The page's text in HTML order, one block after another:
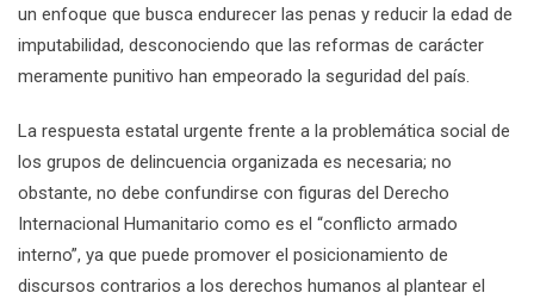
un enfoque que busca endurecer las penas y reducir la edad de
imputabilidad, desconociendo que las reformas de carácter
meramente punitivo han empeorado la seguridad del país.
La respuesta estatal urgente frente a la problemática social de
los grupos de delincuencia organizada es necesaria; no
obstante, no debe confundirse con figuras del Derecho
Internacional Humanitario como es el “conflicto armado
interno”, ya que puede promover el posicionamiento de
discursos contrarios a los derechos humanos al plantear el